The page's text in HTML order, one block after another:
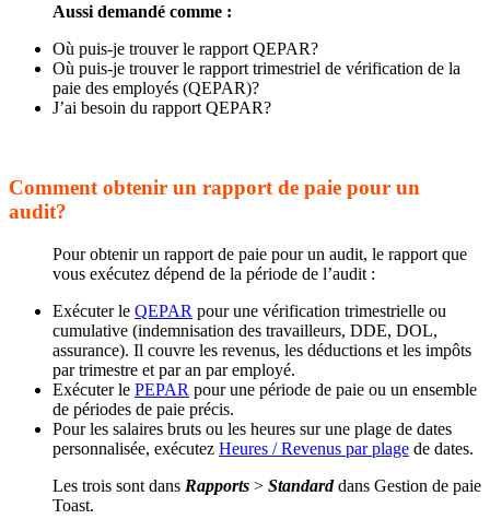
Aussi demandé comme :
Où puis-je trouver le rapport QEPAR?
Où puis-je trouver le rapport trimestriel de vérification de la
paie des employés (QEPAR)?
J’ai besoin du rapport QEPAR?
Comment obtenir un rapport de paie pour un
audit?
Pour obtenir un rapport de paie pour un audit, le rapport que
vous exécutez dépend de la période de l’audit :
Exécuter le QEPAR pour une vérification trimestrielle ou
cumulative (indemnisation des travailleurs, DDE, DOL,
assurance). Il couvre les revenus, les déductions et les impôts
par trimestre et par an par employé.
Exécuter le PEPAR pour une période de paie ou un ensemble
de périodes de paie précis.
Pour les salaires bruts ou les heures sur une plage de dates
personnalisée, exécutez Heures / Revenus par plage de dates.
Les trois sont dans Rapports > Standarddans Gestion de paie
Toast.